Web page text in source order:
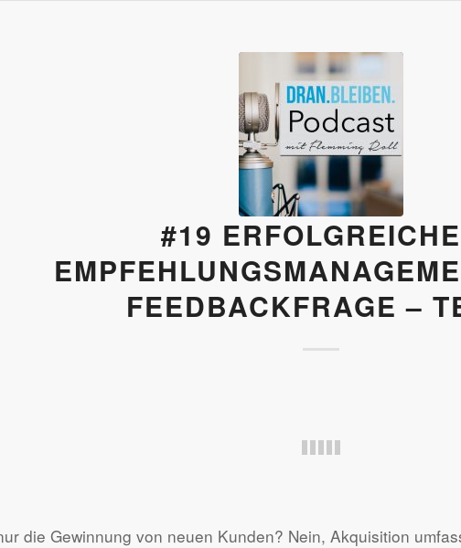
#19
FEEDBACKFRAGE –
die Gewinnung von neuen Kunden? Nein, Akquisition